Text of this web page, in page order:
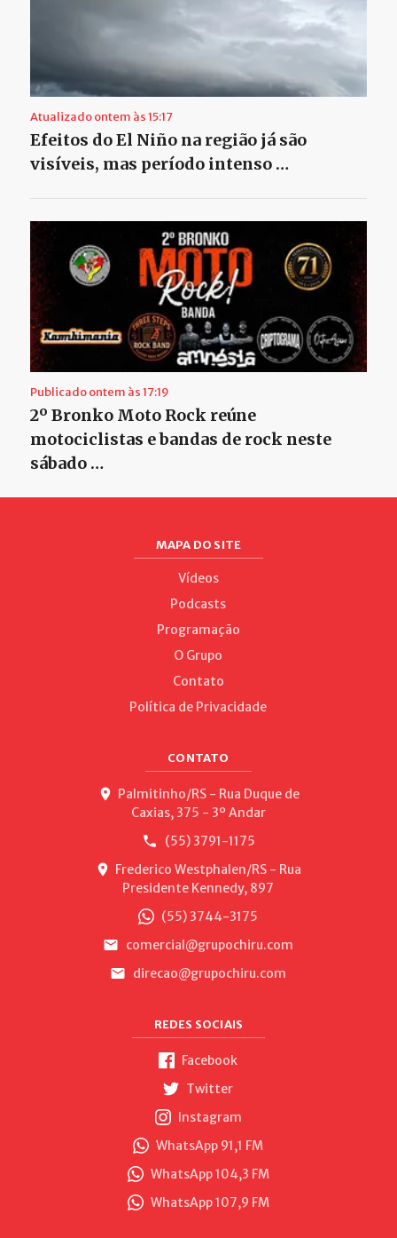
Atualizado ontem às 15:17
Efeitos do El Niño na região já são
visíveis, mas período intenso …
Publicado ontem às 17:19
2º Bronko Moto Rock reúne
motociclistas e bandas de rock neste
sábado …
MAPA DO SITE
Vídeos
Podcasts
Programação
O Grupo
Contato
Política de Privacidade
CONTATO
Palmitinho/RS - Rua Duque de
Caxias, 375 - 3º Andar
(55) 3791-1175
Frederico Westphalen/RS - Rua
Presidente Kennedy, 897
(55) 3744-3175
comercial@grupochiru.com
direcao@grupochiru.com
REDES SOCIAIS
Facebook
Twitter
Instagram
WhatsApp 91,1 FM
WhatsApp 104,3 FM
WhatsApp 107,9 FM